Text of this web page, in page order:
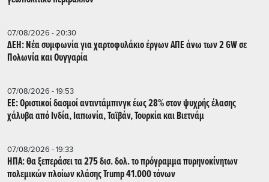
07/08/2026 - 20:30
ΔΕΗ: Νέα συμφωνία για χαρτοφυλάκιο έργων ΑΠΕ άνω των 2 GW σε
Πολωνία και Ουγγαρία
07/08/2026 - 19:53
ΕΕ: Οριστικοί δασμοί αντιντάμπινγκ έως 28% στον ψυχρής έλασης
χάλυβα από Ινδία, Ιαπωνία, Ταϊβάν, Τουρκία και Βιετνάμ
07/08/2026 - 19:33
ΗΠΑ: Θα ξεπεράσει τα 275 δισ. δολ. το πρόγραμμα πυρηνοκίνητων
πολεμικών πλοίων κλάσης Trump 41.000 τόνων